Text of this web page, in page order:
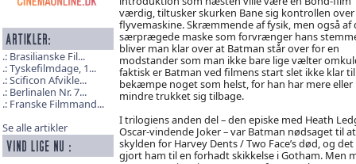
Brasilianske Fil...
Tyskefilmdage, 1...
Scificon Afvikle...
Berlinalen Nr. 7...
Franske Filmmand...
Se alle artikler
værdig, tiltusker skurken Bane sig kontrollen over
flyvemaskine. Skræmmende af fysik, men også af
særprægede maske som forvrænger hans
bliver man klar over at Batman står over for en
modstander som man ikke bare lige vælter
faktisk er Batman ved filmens start slet ikke klar
bekæmpe noget som helst, for han har mere eller
mindre trukket sig tilbage.
I trilogiens anden del – den episke med Heath
Oscar-vindende Joker – var Batman nødsaget til
skylden for Harvey Dents / Two Face’s død, og
gjort ham til en forhadt skikkelse i Gotham. Men